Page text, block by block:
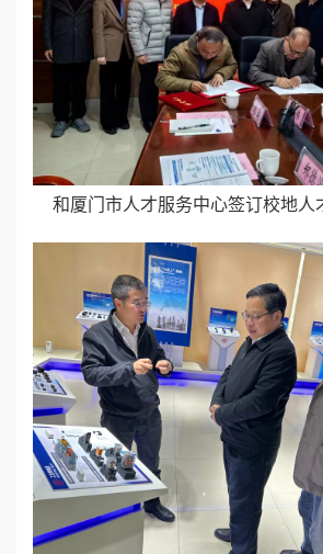
和厦门市人才服务中心签订校地人